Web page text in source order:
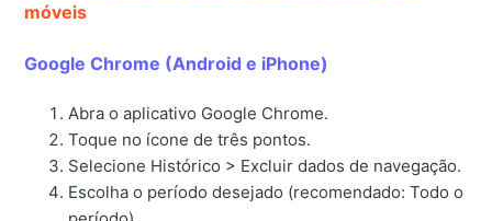
móveis
Google Chrome (Android e iPhone)
Abra o aplicativo Google Chrome.
Toque no ícone de três pontos.
Selecione Histórico > Excluir dados de navegação.
Escolha o período desejado (recomendado: Todo o